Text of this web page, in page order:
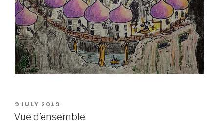
POSTED
ON
9 JULY 2019
Vue d’ensemble